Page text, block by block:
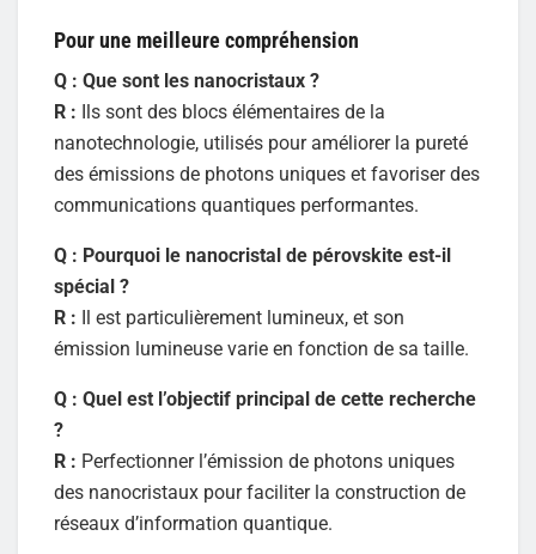
Pour une meilleure compréhension
Q : Que sont les nanocristaux ?
R : Ils sont des blocs élémentaires de la
nanotechnologie, utilisés pour améliorer la pureté
des émissions de photons uniques et favoriser des
communications quantiques performantes.
Q : Pourquoi le nanocristal de pérovskite est-il
spécial ?
R : Il est particulièrement lumineux, et son
émission lumineuse varie en fonction de sa taille.
Q : Quel est l’objectif principal de cette recherche
?
R : Perfectionner l’émission de photons uniques
des nanocristaux pour faciliter la construction de
réseaux d’information quantique.